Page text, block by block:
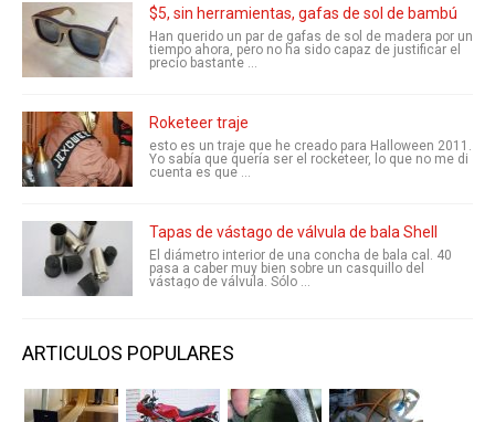
$5, sin herramientas, gafas de sol de bambú
Han querido un par de gafas de sol de madera por un
tiempo ahora, pero no ha sido capaz de justificar el
precio bastante ...
Roketeer traje
esto es un traje que he creado para Halloween 2011.
Yo sabía que quería ser el rocketeer, lo que no me di
cuenta es que ...
Tapas de vástago de válvula de bala Shell
El diámetro interior de una concha de bala cal. 40
pasa a caber muy bien sobre un casquillo del
vástago de válvula. Sólo ...
ARTICULOS POPULARES